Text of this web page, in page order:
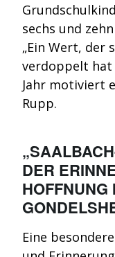
sechs und
„Ein Wert, der
verdoppelt hat
Jahr motiviert
Rupp.
DER
HOFFNUNG
Eine